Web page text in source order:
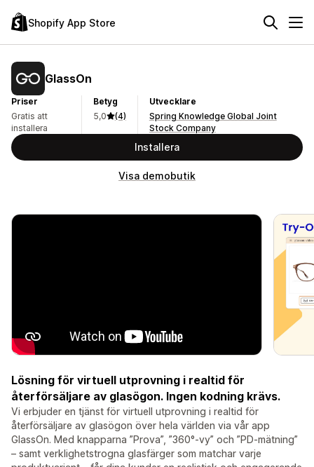
Shopify App Store
GlassOn
Priser
Gratis att
installera
Betyg
5,0
(4)
Utvecklare
Spring Knowledge Global Joint
Stock Company
Installera
Visa demobutik
Lösning för virtuell utprovning i realtid för
återförsäljare av glasögon. Ingen kodning krävs.
Vi erbjuder en tjänst för virtuell utprovning i realtid för
återförsäljare av glasögon över hela världen via vår app
GlassOn. Med knapparna ”Prova”, ”360°-vy” och ”PD-mätning”
– samt verklighetstrogna glasfärger som matchar varje